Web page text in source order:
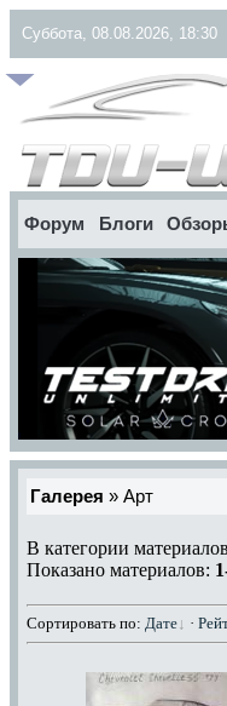
Суббота, 08.08.2026, 18:30
Форум Блоги
Галерея » Арт
В категории
Показано материалов:
Сортировать по: Дате ·